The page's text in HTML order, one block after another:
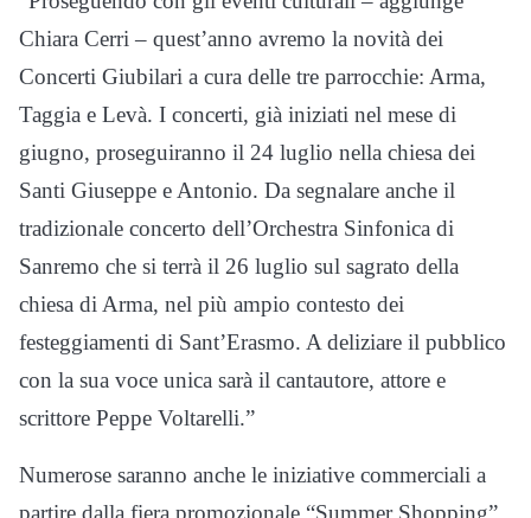
Chiara Cerri – quest’anno avremo la novità dei
Concerti Giubilari a cura delle tre parrocchie: Arma,
Taggia e Levà. I concerti, già iniziati nel mese di
giugno, proseguiranno il 24 luglio nella chiesa dei
Santi Giuseppe e Antonio. Da segnalare anche il
tradizionale concerto dell’Orchestra Sinfonica di
Sanremo che si terrà il 26 luglio sul sagrato della
chiesa di Arma, nel più ampio contesto dei
festeggiamenti di Sant’Erasmo. A deliziare il pubblico
con la sua voce unica sarà il cantautore, attore e
scrittore Peppe Voltarelli.”
Numerose saranno anche le iniziative commerciali a
partire dalla fiera promozionale “Summer Shopping”